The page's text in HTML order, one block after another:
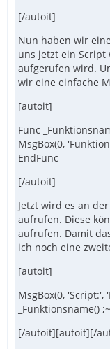
[/autoit]
Nun haben wir
uns jetzt ein Script
aufgerufen wird.
wir eine einfache
[autoit]
Func
MsgBox(0,
EndFunc
[/autoit]
Jetzt wird es an
aufrufen. Diese
aufrufen. Damit
ich noch eine
[autoit]
MsgBox(0,
_Funktionsname()
[/autoit][autoit][/